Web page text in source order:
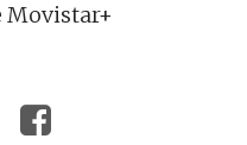
Movistar+